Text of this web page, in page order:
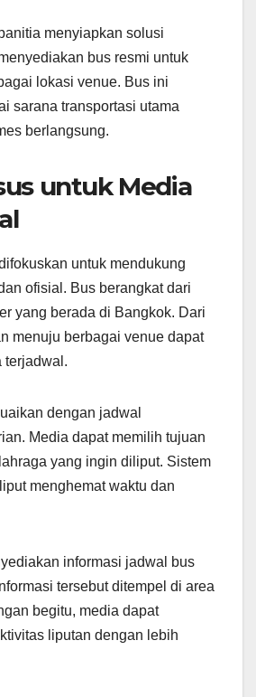
menyiapkan solusi
bus resmi untuk
lokasi venue. Bus ini
sarana transportasi utama
berlangsung.
untuk Media
untuk mendukung
ofisial. Bus berangkat dari
yang berada di Bangkok. Dari
menuju berbagai venue dapat
terjadwal.
dengan jadwal
Media dapat memilih tujuan
yang ingin diliput. Sistem
menghemat waktu dan
informasi jadwal bus
tersebut ditempel di area
begitu, media dapat
liputan dengan lebih